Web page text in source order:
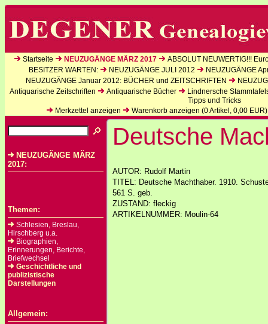
Startseite NEUZUGÄNGE MÄRZ 2017
ABSOLUT NEUWERTIG!!!
BESITZER WARTEN:
NEUZUGÄNGE JULI 2012
NEUZUGÄNGE
NEUZUGÄNGE Januar 2012: BÜCHER und ZEITSCHRIFTEN
Antiquarische Zeitschriften
Antiquarische Bücher
Lindnersche
Tipps und Tricks
Merkzettel anzeigen
Warenkorb anzeigen (0Artikel, 0,00 EUR)
NEUZUGÄNGE MÄRZ
2017:
Themen:
Schlesien, Breslau,
Hirschberg u.a.
Biographien,
Erinnerungen, Berichte,
Briefwechsel
Geschichtliche und
publizistische
Darstellungen
Allgemein:
Deutsche
AUTOR: Rudolf Martin
TITEL: Deutsche Machthaber. 1910.
561 S. geb.
ZUSTAND: fleckig
ARTIKELNUMMER: Moulin-64